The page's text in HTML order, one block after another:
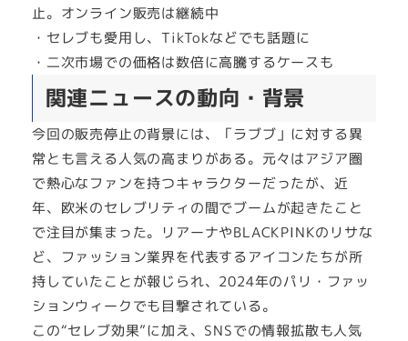
止。オンライン販売は継続中
・セレブも愛用し、TikTokなどでも話題に
・二次市場での価格は数倍に高騰するケースも
関連ニュースの動向・背景
今回の販売停止の背景には、「ラブブ」に対する異
常とも言える人気の高まりがある。元々はアジア圏
で熱心なファンを持つキャラクターだったが、近
年、欧米のセレブリティの間でブームが起きたこと
で注目が集まった。リアーナやBLACKPINKのリサな
ど、ファッション業界を代表するアイコンたちが所
持していたことが報じられ、2024年のパリ・ファッ
ションウィークでも目撃されている。
この“セレブ効果”に加え、SNSでの情報拡散も人気